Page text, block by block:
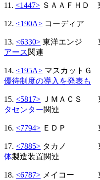
11. <1447> ＳＡＡＦＨ
12. <190A> コーディ
13. <6330> 東洋エン
アース関連
14. <195A> マスカット
優待制度の導入を発表も
15. <5817> ＪＭＡＣ
タセンター関連
16. <7794> ＥＤＰ
17. <7885> タカノ
体製造装置関連
18. <6787> メイコー